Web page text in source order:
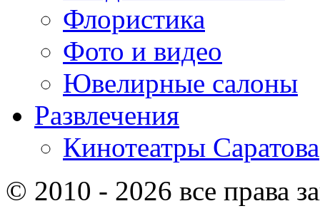
Флористика
Фото и видео
Ювелирные салоны
Развлечения
Кинотеатры Саратова
© 2010 - 2026 все права